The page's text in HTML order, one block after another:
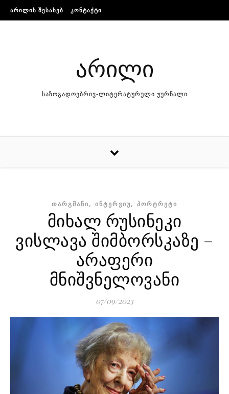
Skip to content
ᲐᲠᲘᲚᲘᲡ ᲨᲔᲡᲐᲮᲔᲑ ᲙᲝᲜᲢᲐᲥᲢᲘ
არილი
საზოგადოებრივ-ლიტერატურული ჟურნალი
ᲗᲐᲠᲒᲛᲐᲜᲘ, ᲘᲜᲢᲔᲠᲕᲘᲣ, ᲞᲝᲠᲢᲠᲔᲢᲘ
მიხალ რუსინეკი
ვისლავა შიმბორსკაზე –
არაფერი
მნიშვნელოვანი
07/09/2023